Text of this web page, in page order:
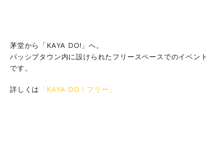
茅堂から「KAYA DO!」へ。
パッシブタウン内に設けられたフリースペースでのイベント
です。
詳しくは 「KAYA DO！フリー」